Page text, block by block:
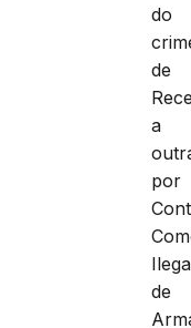
do
de
a
por
de